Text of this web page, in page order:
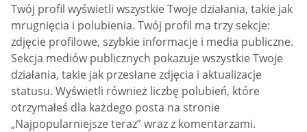
Twój profil wyświetli wszystkie Twoje działania, takie jak
mrugnięcia i polubienia. Twój profil ma trzy sekcje:
zdjęcie profilowe, szybkie informacje i media publiczne.
Sekcja mediów publicznych pokazuje wszystkie Twoje
działania, takie jak przesłane zdjęcia i aktualizacje
statusu. Wyświetli również liczbę polubień, które
otrzymałeś dla każdego posta na stronie
„Najpopularniejsze teraz” wraz z komentarzami.